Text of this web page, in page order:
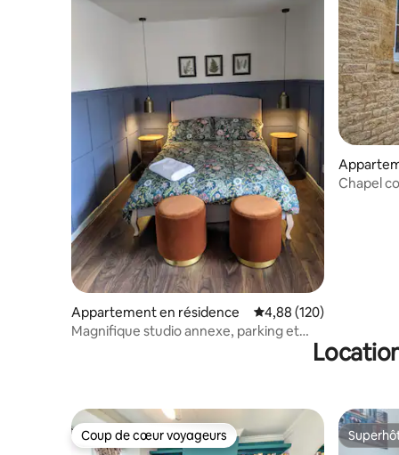
Appartement en résidence Évaluation moyenne
4,88 (120)
Magnifique studio annexe, parking et
Chapel
Coup de cœur voyageurs
Coup de cœur voyageurs